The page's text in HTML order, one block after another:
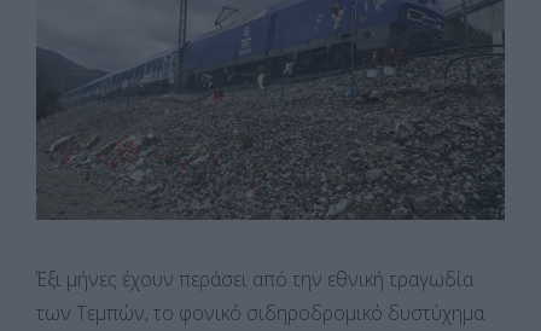
Έξι μήνες έχουν περάσει από την εθνική τραγωδία
των Tεμπών, το φονικό σιδηροδρομικό δυστύχημα